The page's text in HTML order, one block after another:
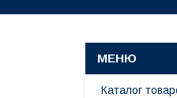
Каталог